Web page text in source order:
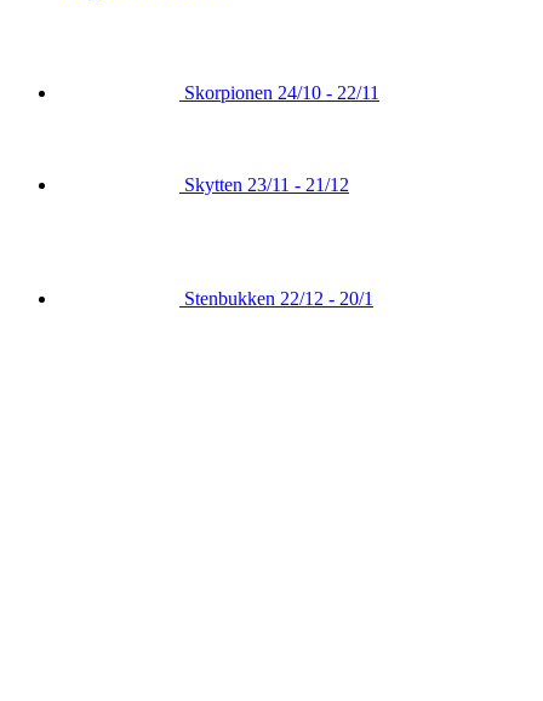
Skorpionen 24/10 - 22/11
Skytten 23/11 - 21/12
Stenbukken 22/12 - 20/1